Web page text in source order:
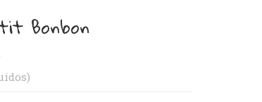
Bonbon